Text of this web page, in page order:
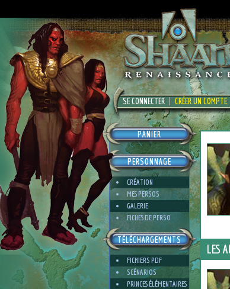
SE CONNECTER CRÉER UN COMPTE
PANIER
PERSONNAGE
CRÉATION
MES PERSOS
GALERIE
FICHES DE PERSO
TÉLÉCHARGEMENTS
FICHIERS PDF
SCÉNARIOS
PRINCES ÉLÉMENTAIRES
LES